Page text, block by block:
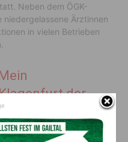
Neben dem ÖGK-
Ärztinnen
in vielen Betrieben
der
bis 18:00 Uhr